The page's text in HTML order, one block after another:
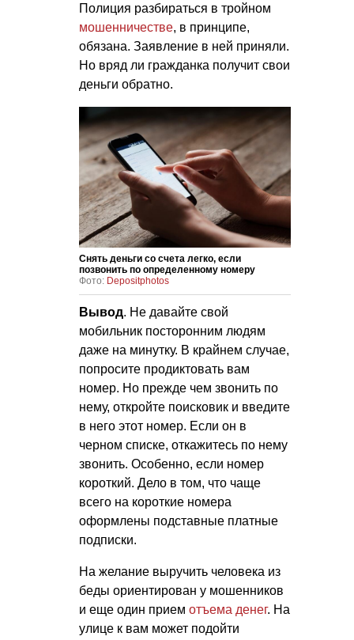
Полиция разбираться в тройном
мошенничестве, в принципе,
обязана. Заявление в ней приняли.
Но вряд ли гражданка получит свои
деньги обратно.
Снять деньги со счета легко, если
позвонить по определенному номеру
Фото: Depositphotos
Вывод. Не давайте свой
мобильник посторонним людям
даже на минутку. В крайнем случае,
попросите продиктовать вам
номер. Но прежде чем звонить по
нему, откройте поисковик и введите
в него этот номер. Если он в
черном списке, откажитесь по нему
звонить. Особенно, если номер
короткий. Дело в том, что чаще
всего на короткие номера
оформлены подставные платные
подписки.
На желание выручить человека из
беды ориентирован у мошенников
и еще один прием отъема денег. На
улице к вам может подойти